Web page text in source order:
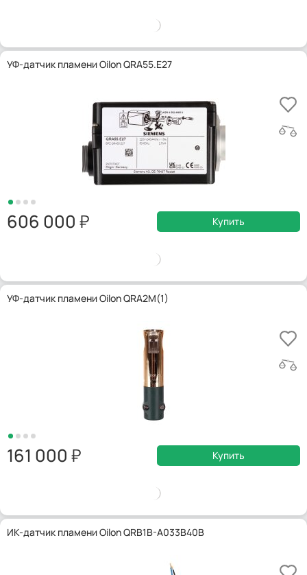
УФ-датчик пламени Oilon QRA55.E27
606 000 Купить
УФ-датчик пламени Oilon QRA2M(1)
161 000 Купить
ИК-датчик пламени Oilon QRB1B-A033B40B